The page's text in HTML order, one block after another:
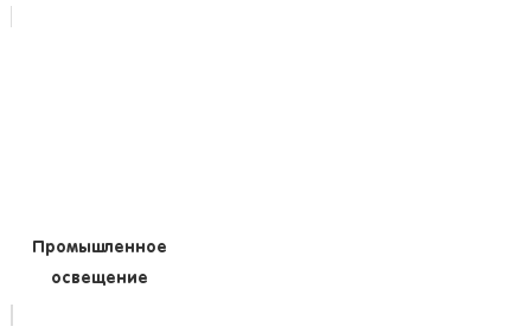
Промышленное
освещение